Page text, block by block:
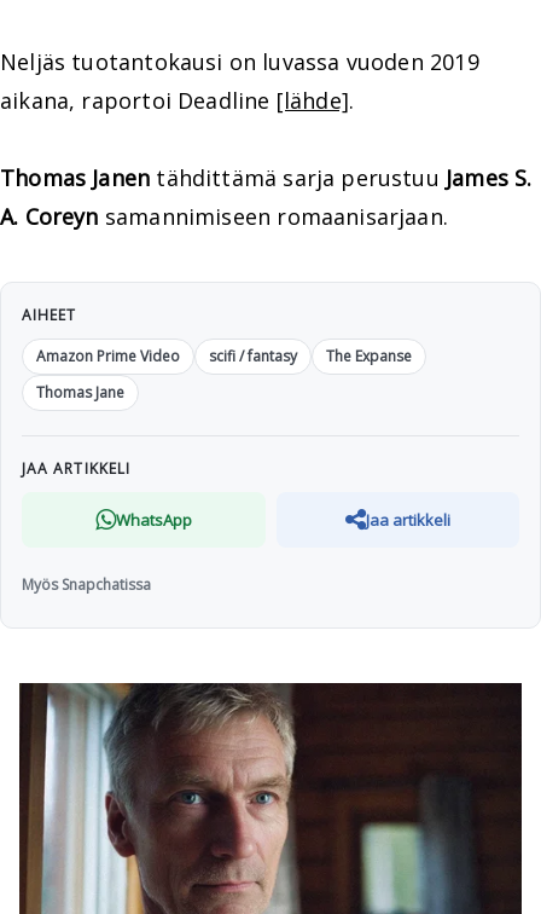
Neljäs tuotantokausi on luvassa vuoden 2019
aikana, raportoi Deadline [lähde].
Thomas Janen tähdittämä sarja perustuu James S.
A. Coreyn samannimiseen romaanisarjaan.
AIHEET
Amazon Prime Video
scifi / fantasy
The Expanse
Thomas Jane
JAA ARTIKKELI
WhatsApp Jaa artikkeli
Myös Snapchatissa